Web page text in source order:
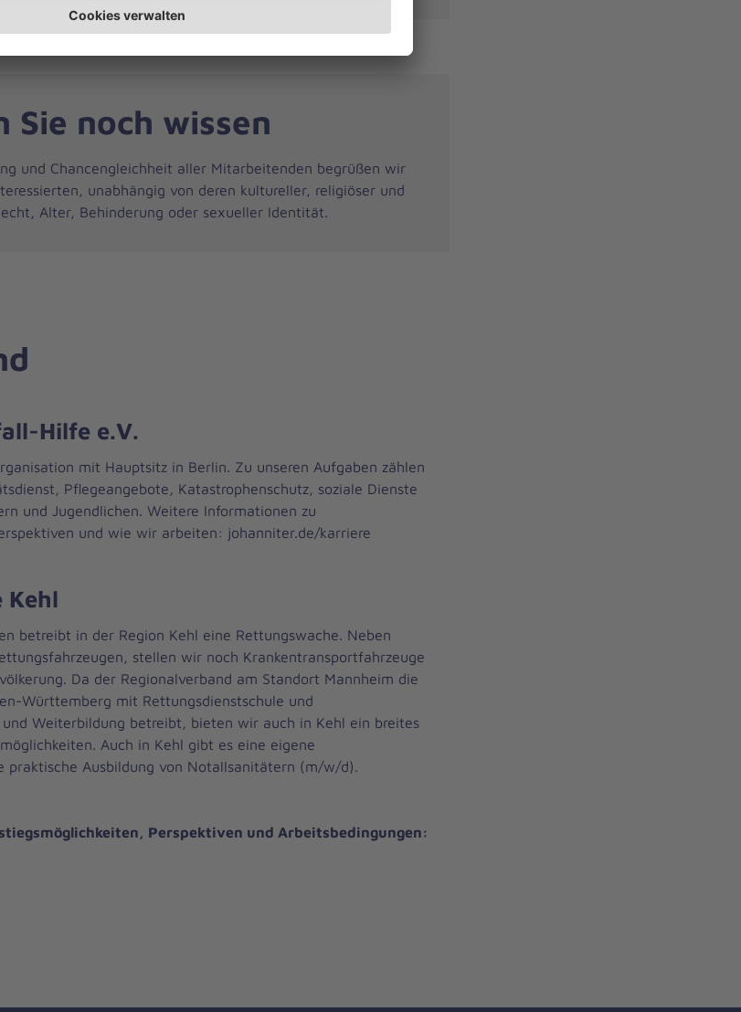
Sie noch wissen
und Chancengleichheit aller Mitarbeitenden begrüßen wir
unabhängig von deren kultureller, religiöser und
Alter, Behinderung oder sexueller Identität.
Hilfe e.V.
mit Hauptsitz in Berlin. Zu unseren Aufgaben zählen
Pflegeangebote, Katastrophenschutz, soziale Dienste
und Jugendlichen. Weitere Informationen zu
und wie wir arbeiten: johanniter.de/karriere
Kehl
betreibt in der Region Kehl eine Rettungswache. Neben
stellen wir noch Krankentransportfahrzeuge
Da der Regionalverband am Standort Mannheim die
Württemberg mit Rettungsdienstschule und
Weiterbildung betreibt, bieten wir auch in Kehl ein breites
Auch in Kehl gibt es eine eigene
praktische Ausbildung von Notallsanitätern (m/w/d).
Perspektiven und Arbeitsbedingungen: